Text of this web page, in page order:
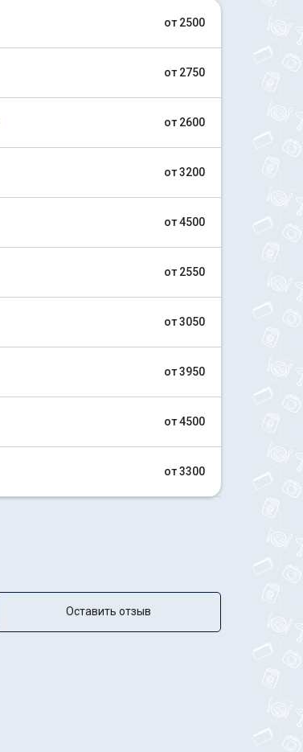
от 2500
от 2750
от 2600
от 3200
от 4500
от 2550
от 3050
от 3950
от 4500
от 3300
Оставить отзыв